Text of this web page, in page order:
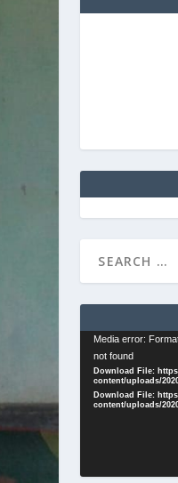
Video
Player
Media error:
not found
Download File:
content/uploads/
Download File:
content/uploads/